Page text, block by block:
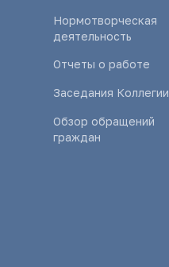
Нормотворческая
деятельность
Отчеты о работе
Заседания Коллегии
Обзор обращений
граждан